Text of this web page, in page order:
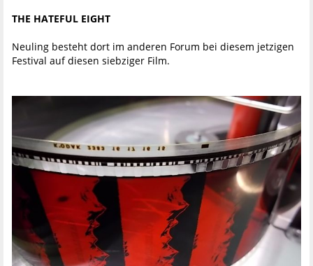
THE HATEFUL EIGHT
Neuling besteht dort im anderen Forum bei diesem jetzigen
Festival auf diesen siebziger Film.